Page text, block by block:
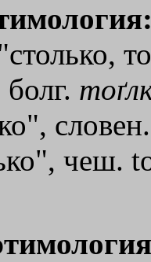
чеш.